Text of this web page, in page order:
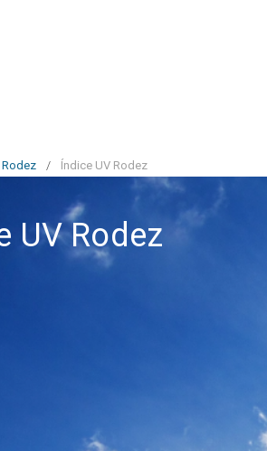
/ Índice UV Rodez
UV Rodez